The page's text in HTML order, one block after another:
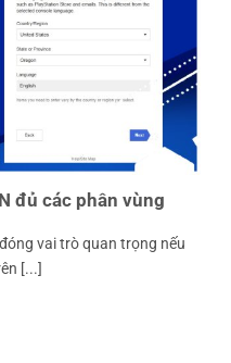
đủ các phân vùng
vai trò quan trọng nếu
[...]